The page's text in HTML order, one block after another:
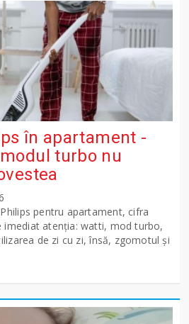
în apartament -
turbo nu
pentru apartament, cifra
imediat atenția: watti, mod turbo,
de zi cu zi, însă, zgomotul și